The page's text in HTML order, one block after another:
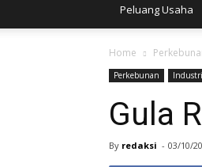
Peluang Usaha
Home
Perkebunan
Gula
By redaksi - 03/10/